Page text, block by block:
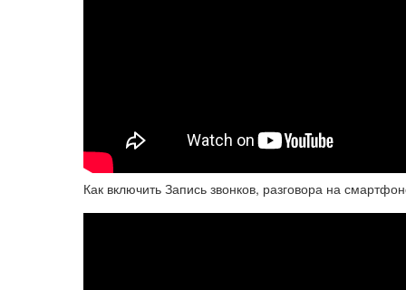
Как включить Запись звонков, разговора на